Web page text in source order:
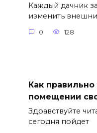
Каждый дачник
изменить
0 128
Как
помещении
Здравствуйте
сегодня пойдет